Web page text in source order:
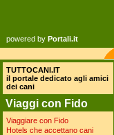
powered by Portali.it
TUTTOCANI.IT
il portale dedicato agli amici
dei cani
Viaggi con Fido
Viaggiare con Fido
Hotels che accettano cani